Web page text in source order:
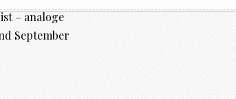
– analoge
September